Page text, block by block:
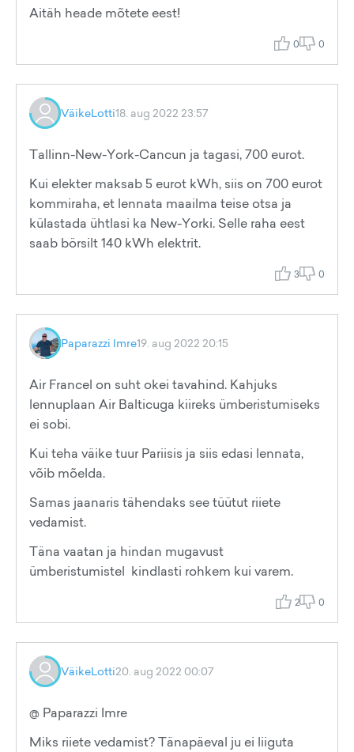
Aitäh heade mõtete eest!
0 0
VäikeLotti18. aug 2022 23:57
Tallinn-New-York-Cancun ja tagasi, 700 eurot.
Kui elekter maksab 5 eurot kWh, siis on 700 eurot
kommiraha, et lennata maailma teise otsa ja
külastada ühtlasi ka New-Yorki. Selle raha eest
saab börsilt 140 kWh elektrit.
3 0
Paparazzi Imre19. aug 2022 20:15
Air Francel on suht okei tavahind. Kahjuks
lennuplaan Air Balticuga kiireks ümberistumiseks
ei sobi.
Kui teha väike tuur Pariisis ja siis edasi lennata,
võib mõelda.
Samas jaanaris tähendaks see tüütut riiete
vedamist.
Täna vaatan ja hindan mugavust
ümberistumistel kindlasti rohkem kui varem.
2 0
VäikeLotti20. aug 2022 00:07
@ Paparazzi Imre
Miks riiete vedamist? Tänapäeval ju ei liiguta